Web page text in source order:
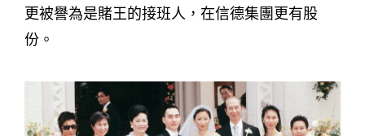
更被譽為是賭王的接班人，在信德集團更有股
份。